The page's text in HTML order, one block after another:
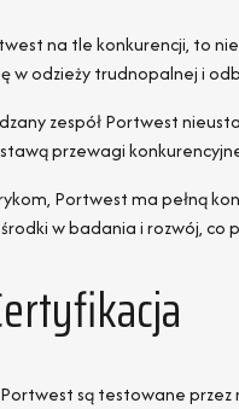
na tle konkurencji, to
w odzieży trudnopalnej i
zespół Portwest
przewagi
Portwest ma pełną
w badania i rozwój,
są testowane